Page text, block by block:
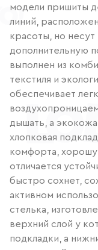
модели пришиты
линий,
красоты, но
дополнительную
выполнен из
текстиля и
обеспечивает
дышать, а
хлопковая
комфорта,
отличается
быстро сохнет,
активном
стелька,
верхний слой у
подкладки, а